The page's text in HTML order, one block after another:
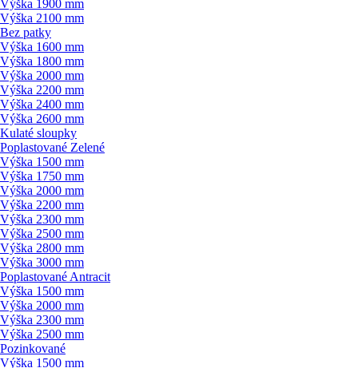
Výška 1900 mm
Výška 2100 mm
Bez patky
Výška 1600 mm
Výška 1800 mm
Výška 2000 mm
Výška 2200 mm
Výška 2400 mm
Výška 2600 mm
Kulaté sloupky
Poplastované Zelené
Výška 1500 mm
Výška 1750 mm
Výška 2000 mm
Výška 2200 mm
Výška 2300 mm
Výška 2500 mm
Výška 2800 mm
Výška 3000 mm
Poplastované Antracit
Výška 1500 mm
Výška 2000 mm
Výška 2300 mm
Výška 2500 mm
Pozinkované
Výška 1500 mm